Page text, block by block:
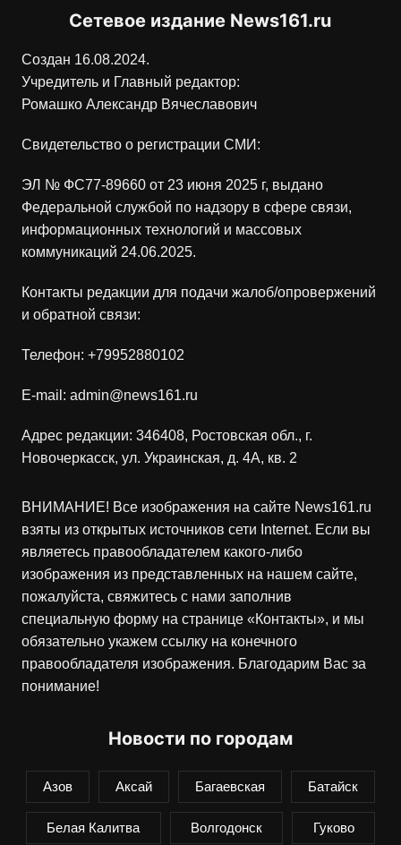
Сетевое издание News161.ru
Создан 16.08.2024.
Учредитель и Главный редактор:
Ромашко Александр Вячеславович
Свидетельство о регистрации СМИ:
ЭЛ № ФС77-89660 от 23 июня 2025 г, выдано
Федеральной службой по надзору в сфере связи,
информационных технологий и массовых
коммуникаций 24.06.2025.
Контакты редакции для подачи жалоб/опровержений
и обратной связи:
Телефон: +79952880102
E-mail: admin@news161.ru
Адрес редакции: 346408, Ростовская обл., г.
Новочеркасск, ул. Украинская, д. 4А, кв. 2
ВНИМАНИЕ! Все изображения на сайте News161.ru
взяты из открытых источников сети Internet. Если вы
являетесь правообладателем какого-либо
изображения из представленных на нашем сайте,
пожалуйста, свяжитесь с нами заполнив
специальную форму на странице «Контакты», и мы
обязательно укажем ссылку на конечного
правообладателя изображения. Благодарим Вас за
понимание!
Новости по городам
Азов Аксай Багаевская Батайск
Белая Калитва Волгодонск Гуково